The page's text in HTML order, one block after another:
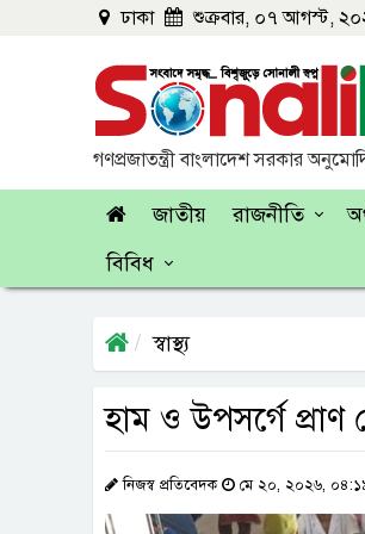
ঢাকা শুক্রবার, ০৭ আগস্ট,
গণপ্রজাতন্ত্রী বাংলাদেশ সরকার
জাতীয় রাজনীতি
বিবিধ
স্বাস্থ্য
হাম ও উপসর্গে
নিজস্ব প্রতিবেদক মে ২০, ২০২৬,